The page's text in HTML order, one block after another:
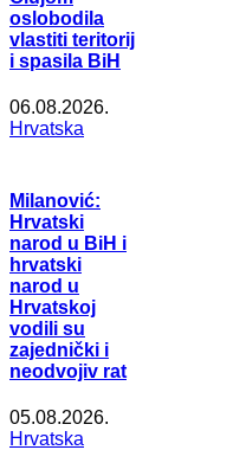
oslobodila
vlastiti teritorij
i spasila BiH
06.08.2026.
Hrvatska
Milanović:
Hrvatski
narod u BiH i
hrvatski
narod u
Hrvatskoj
vodili su
zajednički i
neodvojiv rat
05.08.2026.
Hrvatska